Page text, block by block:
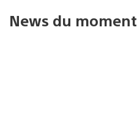
News du moment